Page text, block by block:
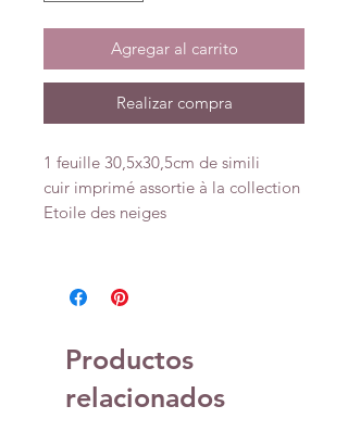
Agregar al carrito
Realizar compra
1 feuille 30,5x30,5cm de simili
cuir imprimé assortie à la collection
Etoile des neiges
Productos
relacionados